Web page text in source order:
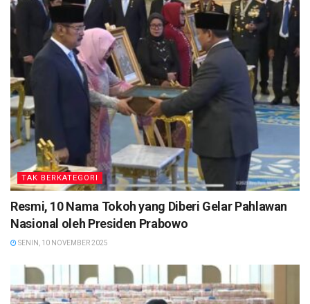
TAK BERKATEGORI
Resmi, 10 Nama Tokoh yang Diberi Gelar Pahlawan
Nasional oleh Presiden Prabowo
SENIN, 10 NOVEMBER 2025